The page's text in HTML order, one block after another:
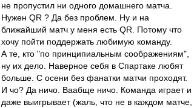
не пропустил ни одного домашнего матча.
Нужен QR ? Да без проблем. Ну и на
ближайший матч у меня есть QR. Потому что
хочу пойти поддержать любимую команду.
А те, кто "по принципиальным соображениям",
ну их дело. Наверное себя в Спартаке любят
больше. С осени без фанатки матчи проходят.
И чо? Да ничо. Ваабще ничо. Команда играет и
даже выигрывает (жаль, что не в каждом матче,